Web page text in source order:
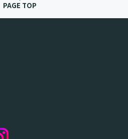
PAGE TOP